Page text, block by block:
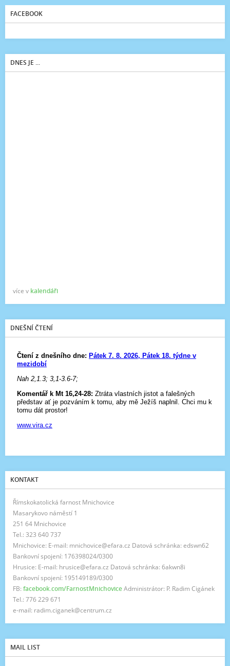
FACEBOOK
DNES JE ...
více v kalendáři
DNEŠNÍ ČTENÍ
KONTAKT
Římskokatolická farnost Mnichovice
Masarykovo náměstí 1
251 64 Mnichovice
Tel.: 323 640 737
Mnichovice: E-mail: mnichovice@efara.cz Datová schránka: edswn62
Bankovní spojení: 176398024/0300
Hrusice: E-mail: hrusice@efara.cz Datová schránka: 6akwn8i
Bankovní spojení: 195149189/0300
FB: facebook.com/FarnostMnichoviceAdministrátor: P. Radim Cigánek
Tel.: 776 229 671
e-mail: radim.ciganek@centrum.cz
MAIL LIST